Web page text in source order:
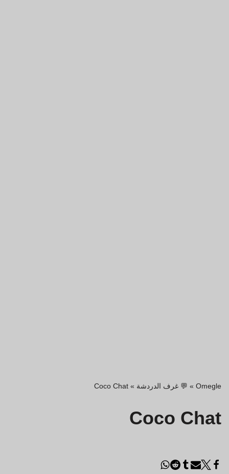
Omegle
» 💬 غرف الدردشة »
Coco Chat
Coco Chat